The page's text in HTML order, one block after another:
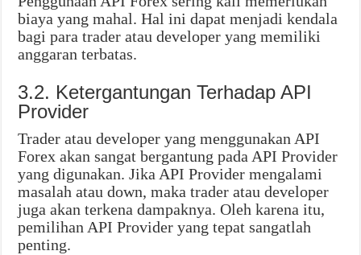
biaya yang mahal. Hal ini dapat menjadi kendala
bagi para trader atau developer yang memiliki
anggaran terbatas.
3.2. Ketergantungan Terhadap API
Provider
Trader atau developer yang menggunakan API
Forex akan sangat bergantung pada API Provider
yang digunakan. Jika API Provider mengalami
masalah atau down, maka trader atau developer
juga akan terkena dampaknya. Oleh karena itu,
pemilihan API Provider yang tepat sangatlah
penting.